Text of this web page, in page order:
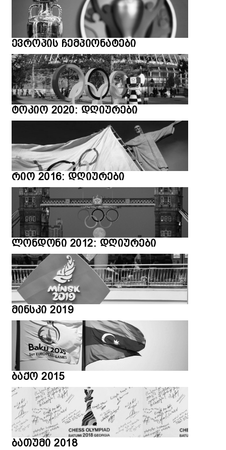
ევროპის ჩემპიონატები
ტოკიო 2020: დღიურები
რიო 2016: დღიურები
ლონდონი 2012: დღიურები
მინსკი 2019
ბაქო 2015
ბათუმი 2018